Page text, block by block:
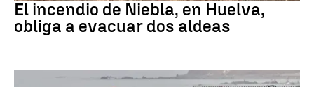
El incendio de Niebla, en Huelva,
obliga a evacuar dos aldeas